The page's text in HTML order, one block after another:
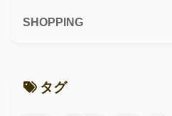
SHOPPING
タグ